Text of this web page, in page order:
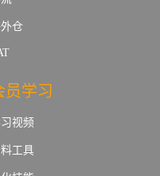
仓
员学习
视频
工具